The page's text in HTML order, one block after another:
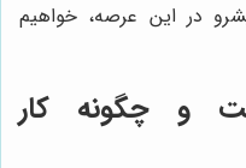
در این عرصه، خواهیم
و چگونه کار